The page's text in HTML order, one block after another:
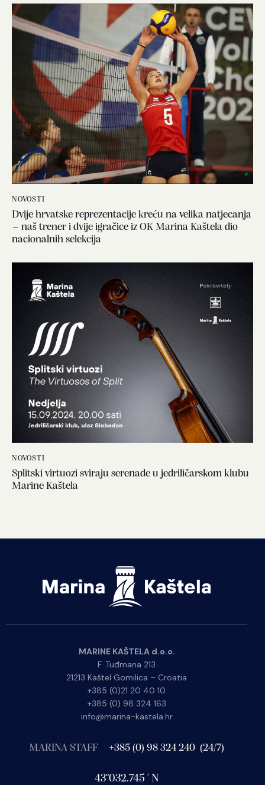
NOVOSTI
Dvije hrvatske reprezentacije kreću na velika natjecanja
– naš trener i dvije igračice iz OK Marina Kaštela dio
nacionalnih selekcija
NOVOSTI
Splitski virtuozi sviraju serenade u jedriličarskom klubu
Marine Kaštela
MARINE KAŠTELA d.o.o.
F. Tuđmana 213
21213 Kaštel Gomilica – Croatia
+385 (0)21 20 40 10
+385 (0) 98 324 163
info@marina-kastela.hr
MARINA STAFF +385 (0) 98 324 240 (24/7)
43°032.745´N